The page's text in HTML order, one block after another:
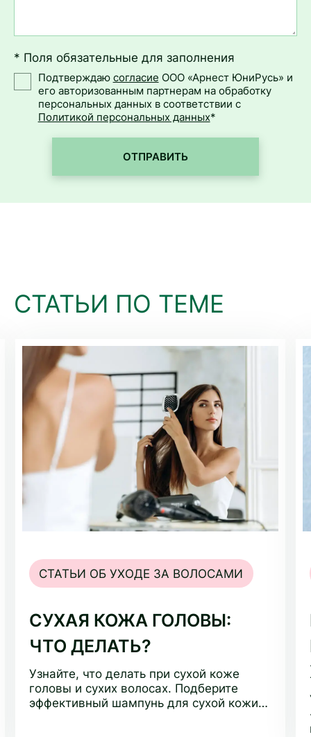
* Поля обязательные для заполнения
Подтверждаю согласие ООО «Арнест ЮниРусь» и
его авторизованным партнерам на обработку
персональных данных в соответствии с
Политикой персональных данных*
ОТПРАВИТЬ
СТАТЬИ ПО ТЕМЕ
СТАТЬИ ОБ УХОДЕ ЗА ВОЛОСАМИ
СУХАЯ КОЖА ГОЛОВЫ:
ЧТО ДЕЛАТЬ?
Узнайте, что делать при сухой коже
головы и сухих волосах. Подберите
эффективный шампунь для сухой кожи